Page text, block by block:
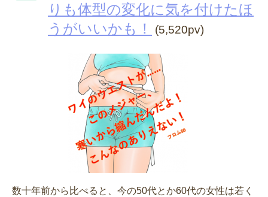
りも体型の変化に気を付けたほ
うがいいかも！
(5,520pv)
数十年前から比べると、今の50代とか60代の女性は若く